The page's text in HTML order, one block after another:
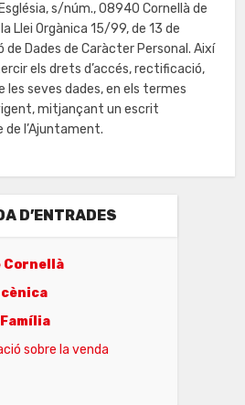
s/núm., 08940 Cornellà de
Llei Orgànica 15/99, de 13 de
Dades de Caràcter Personal. Així
els drets d’accés, rectificació,
les seves dades, en els termes
mitjançant un escrit
l’Ajuntament.
D’ENTRADES
sobre la venda